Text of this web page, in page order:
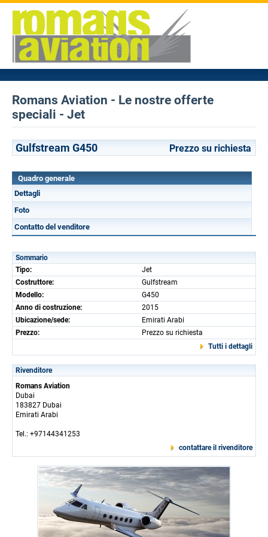
Romans Aviation - Le nostre offerte
speciali - Jet
Gulfstream G450 Prezzo su richiesta
Quadro generale
Dettagli
Foto
Contatto del venditore
Sommario
Tipo:
Jet
Costruttore:
Gulfstream
Modello:
G450
Anno di costruzione:
2015
Ubicazione/sede:
Emirati Arabi
Prezzo:
Prezzo su richiesta
Tutti i dettagli
Rivenditore
Romans Aviation
Dubai
183827 Dubai
Emirati Arabi
Tel.: +97144341253
contattare il rivenditore